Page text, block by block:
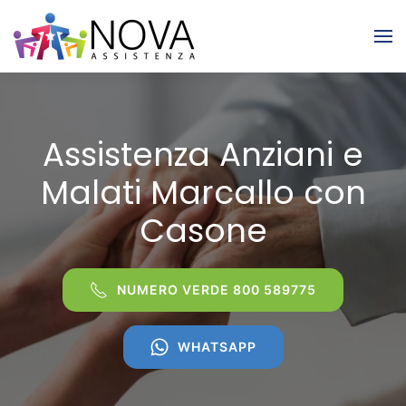
Skip to main content
Assistenza Anziani e
Malati Marcallo con
Casone
NUMERO VERDE 800 589775
WHATSAPP